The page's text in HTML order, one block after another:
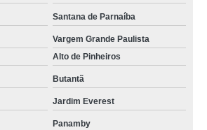
Santana de Parnaíba
Vargem Grande Paulista
Alto de Pinheiros
Butantã
Jardim Everest
Panamby